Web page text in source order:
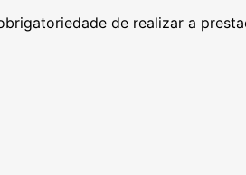
de realizar a